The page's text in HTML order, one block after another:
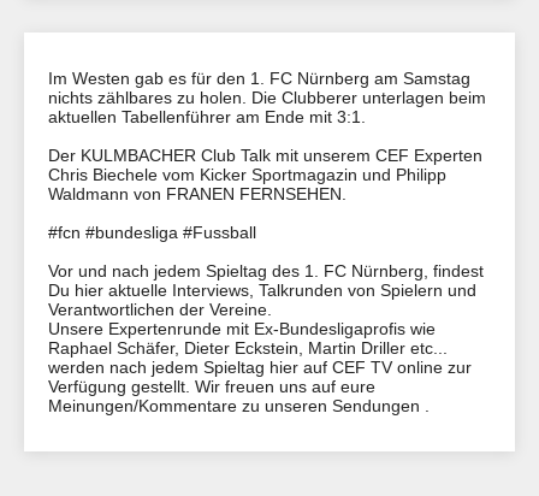
Im Westen gab es für den 1. FC Nürnberg am Samstag
nichts zählbares zu holen. Die Clubberer unterlagen beim
aktuellen Tabellenführer am Ende mit 3:1.
Der KULMBACHER Club Talk mit unserem CEF Experten
Chris Biechele vom Kicker Sportmagazin und Philipp
Waldmann von FRANEN FERNSEHEN.
#fcn #bundesliga #Fussball
Vor und nach jedem Spieltag des 1. FC Nürnberg, findest
Du hier aktuelle Interviews, Talkrunden von Spielern und
Verantwortlichen der Vereine.
Unsere Expertenrunde mit Ex-Bundesligaprofis wie
Raphael Schäfer, Dieter Eckstein, Martin Driller etc...
werden nach jedem Spieltag hier auf CEF TV online zur
Verfügung gestellt. Wir freuen uns auf eure
Meinungen/Kommentare zu unseren Sendungen .